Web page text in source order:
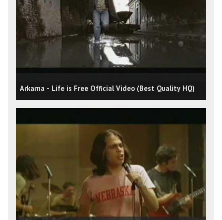
Arkarna - Life is Free Official Video (Best Quality HQ)